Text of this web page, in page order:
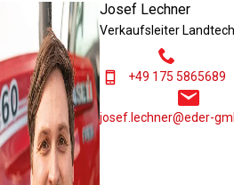
Josef Lechner
Verkaufsleiter
+49 175 5865689
josef.lechner@eder-